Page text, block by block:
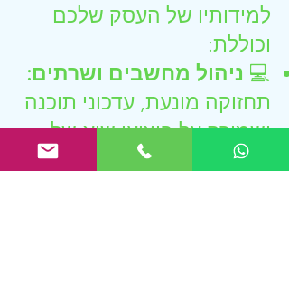
למידותיו של העסק שלכם
וכוללת:
💻 ניהול מחשבים ושרתים:
תחזוקה מונעת, עדכוני תוכנה
ושמירה על ביצועי שיא של
כלל עמדות העבודה.